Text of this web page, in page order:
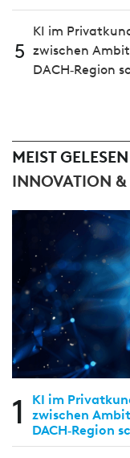
5
KI im
zwischen
DACH‑Region
MEIST GELESEN
INNOVATION
1
KI im
zwischen
DACH‑Region